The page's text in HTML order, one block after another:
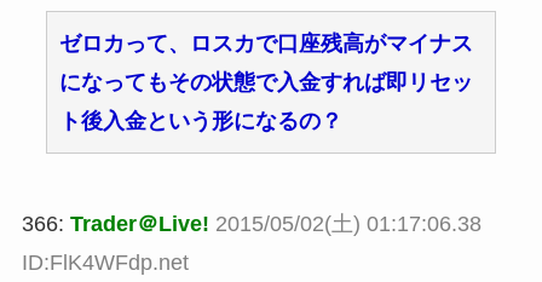
ゼロカって、ロスカで口座残高がマイナス
になってもその状態で入金すれば即リセッ
ト後入金という形になるの？
366: Trader＠Live! 2015/05/02(土) 01:17:06.38
ID:FlK4WFdp.net